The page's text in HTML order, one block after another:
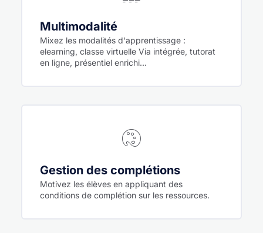
Multimodalité
Mixez les modalités d'apprentissage :
elearning, classe virtuelle Via intégrée, tutorat
en ligne, présentiel enrichi...
Gestion des complétions
Motivez les élèves en appliquant des
conditions de complétion sur les ressources.